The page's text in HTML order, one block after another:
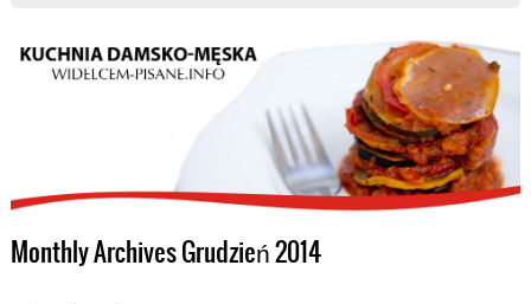
Monthly Archives Grudzień 2014